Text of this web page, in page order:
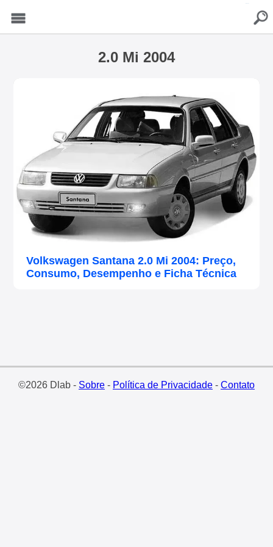
2.0 Mi 2004
Volkswagen Santana 2.0 Mi 2004: Preço,
Consumo, Desempenho e Ficha Técnica
©2026 Dlab - Sobre- Política de Privacidade- Contato